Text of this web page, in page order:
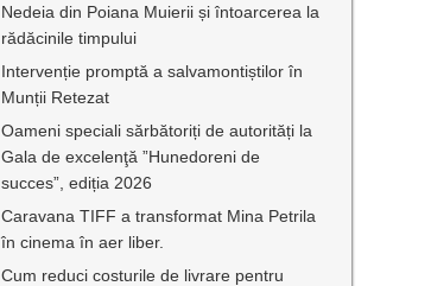
Nedeia din Poiana Muierii și întoarcerea la
rădăcinile timpului
Intervenție promptă a salvamontiștilor în
Munții Retezat
Oameni speciali sărbătoriți de autorități la
Gala de excelenţă ”Hunedoreni de
succes”, ediția 2026
Caravana TIFF a transformat Mina Petrila
în cinema în aer liber.
Cum reduci costurile de livrare pentru